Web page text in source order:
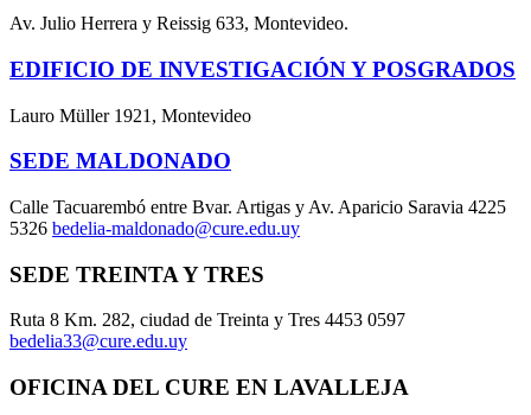
Av. Julio Herrera y Reissig 633, Montevideo.
EDIFICIO DE INVESTIGACIÓN Y POSGRADOS
Lauro Müller 1921, Montevideo
SEDE MALDONADO
Calle Tacuarembó entre Bvar. Artigas y Av. Aparicio Saravia 4225
5326 bedelia-maldonado@cure.edu.uy
SEDE TREINTA Y TRES
Ruta 8 Km. 282, ciudad de Treinta y Tres 4453 0597
bedelia33@cure.edu.uy
OFICINA DEL CURE EN LAVALLEJA